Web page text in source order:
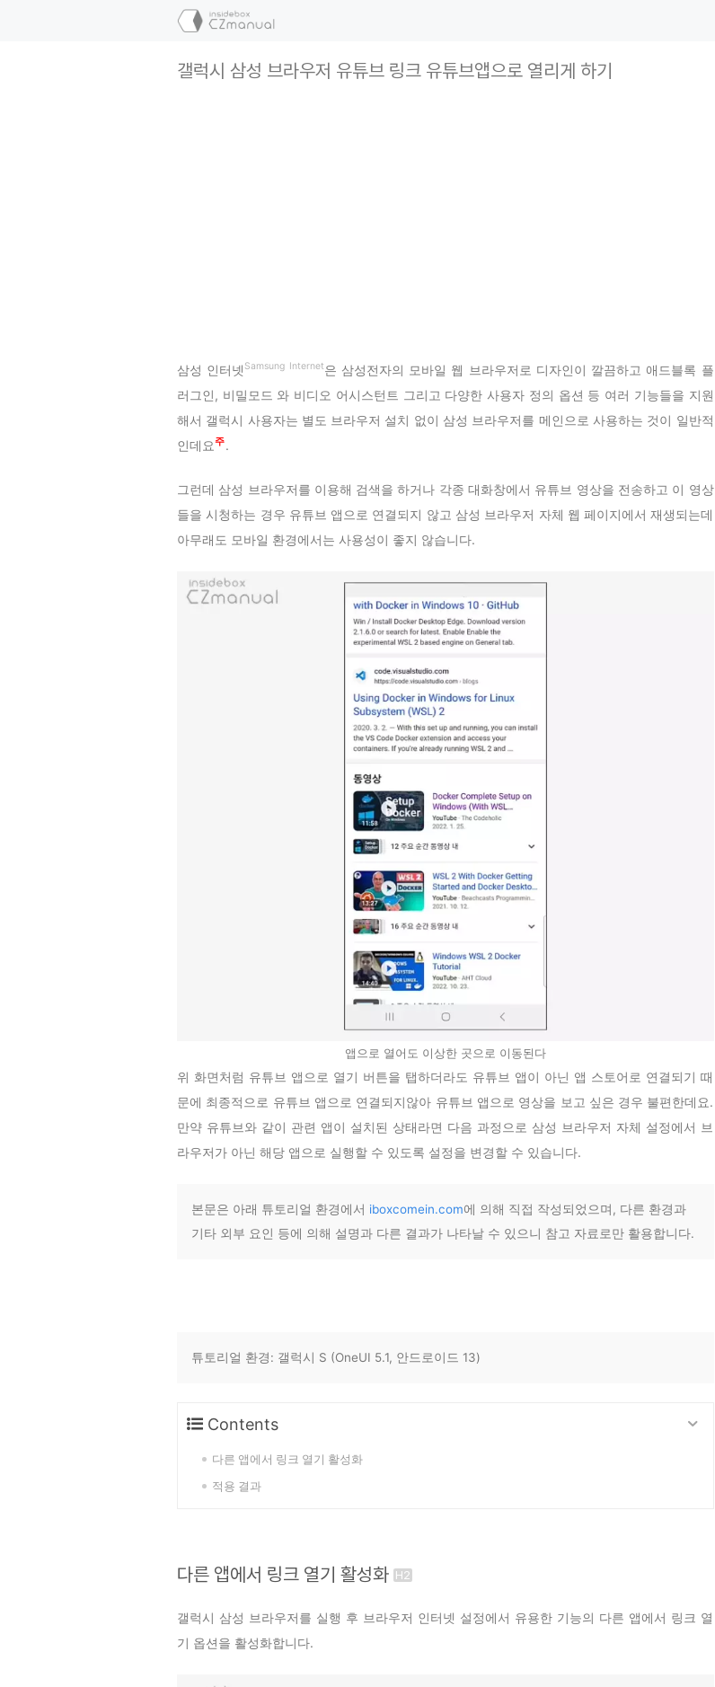
갤럭시 삼성 브라우저 유튜브 링크 유튜브앱으로 열리게 하기
삼성 인터넷 Samsung Internet은 삼성전자의 모바일 웹 브라우저로 디자인이 깔끔하고 애드블록 플
러그인, 비밀모드 와 비디오 어시스턴트 그리고 다양한 사용자 정의 옵션 등 여러 기능들을 지원
해서 갤럭시 사용자는 별도 브라우저 설치 없이 삼성 브라우저를 메인으로 사용하는 것이 일반적
인데요1 .
그런데 삼성 브라우저를 이용해 검색을 하거나 각종 대화창에서 유튜브 영상을 전송하고 이 영상
들을 시청하는 경우 유튜브 앱으로 연결되지 않고 삼성 브라우저 자체 웹 페이지에서 재생되는데
아무래도 모바일 환경에서는 사용성이 좋지 않습니다.
앱으로 열어도 이상한 곳으로 이동된다
위 화면처럼 유튜브 앱으로 열기 버튼을 탭하더라도 유튜브 앱이 아닌 앱 스토어로 연결되기 때
문에 최종적으로 유튜브 앱으로 연결되지않아 유튜브 앱으로 영상을 보고 싶은 경우 불편한데요.
만약 유튜브와 같이 관련 앱이 설치된 상태라면 다음 과정으로 삼성 브라우저 자체 설정에서 브
라우저가 아닌 해당 앱으로 실행할 수 있도록 설정을 변경할 수 있습니다.
본문은 아래 튜토리얼 환경에서 iboxcomein.com에 의해 직접 작성되었으며, 다른 환경과
기타 외부 요인 등에 의해 설명과 다른 결과가 나타날 수 있으니 참고 자료로만 활용합니다.
튜토리얼 환경: 갤럭시 S (OneUI 5.1, 안드로이드 13)
Contents
다른 앱에서 링크 열기 활성화
적용 결과
다른 앱에서 링크 열기 활성화
갤럭시 삼성 브라우저를 실행 후 브라우저 인터넷 설정에서 유용한 기능의 다른 앱에서 링크 열
기 옵션을 활성화합니다.